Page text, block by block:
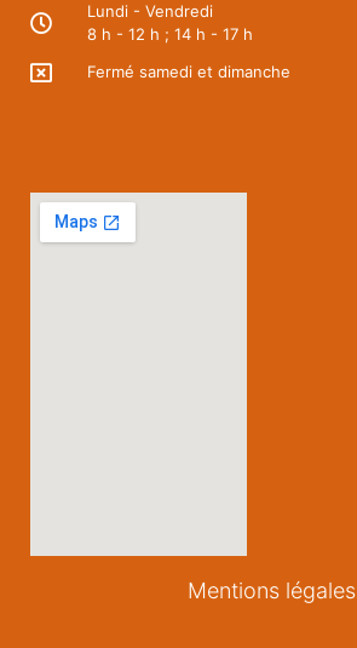
Lundi - Vendredi
8 h - 12 h ; 14 h - 17 h
Fermé samedi et dimanche
Mentions légales